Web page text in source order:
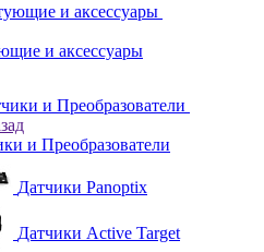
и аксессуары
и аксессуары
и Преобразователи
и Преобразователи
Датчики Panoptix
Датчики Active Target